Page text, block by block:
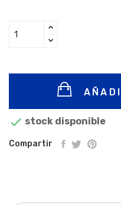
 stock disponible
Compartir